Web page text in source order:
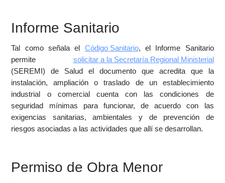
Informe Sanitario
Tal como señala el Código Sanitario, el Informe Sanitario
permite solicitar a la Secretaría Regional Ministerial
(SEREMI) de Salud el documento que acredita que la
instalación, ampliación o traslado de un establecimiento
industrial o comercial cuenta con las condiciones de
seguridad mínimas para funcionar, de acuerdo con las
exigencias sanitarias, ambientales y de prevención de
riesgos asociadas a las actividades que allí se desarrollan.
Permiso de Obra Menor